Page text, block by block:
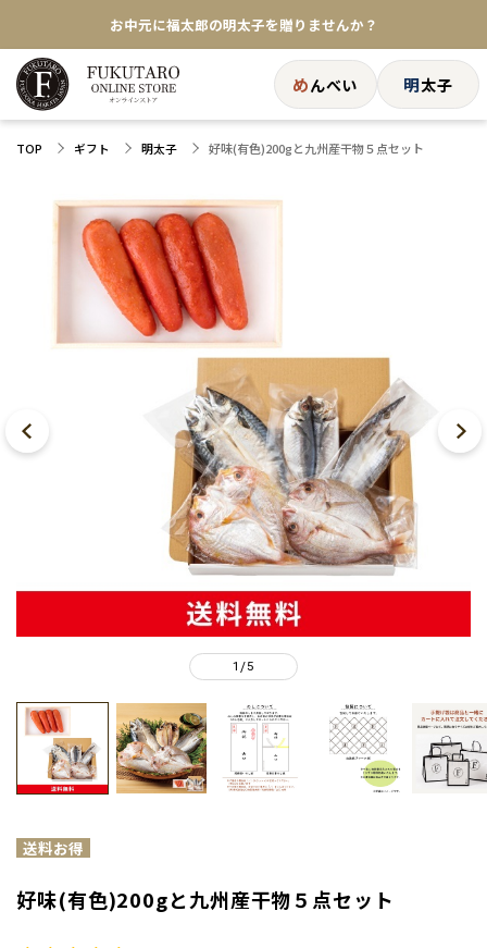
お中元に福太郎の明太子を贈りませんか？
★めんべい25周年記念商品が登場★
【色々な味を試したい方へ】ポストイン！めんべい
めんべい 明太子
TOP ギフト 明太子 好味(有色)200gと九州産干物５点セット
1 /5
好味(有色)200gと九州産干物５点セット